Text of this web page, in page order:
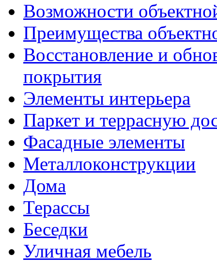
Возможности
Преимущества
Восстановление и
покрытия
Элементы интерьера
Паркет и террасную
Фасадные элементы
Металлоконструкции
Дома
Терассы
Беседки
Уличная мебель